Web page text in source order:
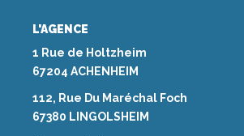
ESPACE BAILLEURS
L'AGENCE
1 Rue de Holtzheim
67204 ACHENHEIM
112, Rue Du Maréchal Foch
67380 LINGOLSHEIM